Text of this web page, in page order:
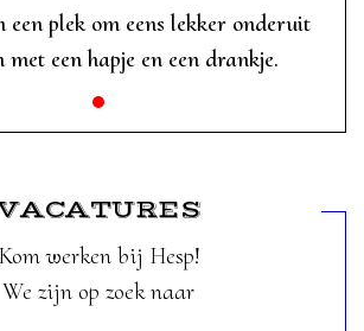
een plek om eens lekker onderuit
met een hapje en een drankje.
Kom werken bij Hesp!
We zijn op zoek naar